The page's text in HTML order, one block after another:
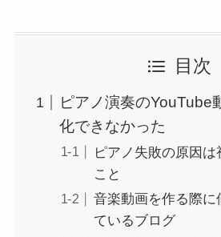
目次
ピアノ演奏のYouTube
化できなかった
ピアノ失敗の原因
こと
音楽動画を作る際に
ているブログ